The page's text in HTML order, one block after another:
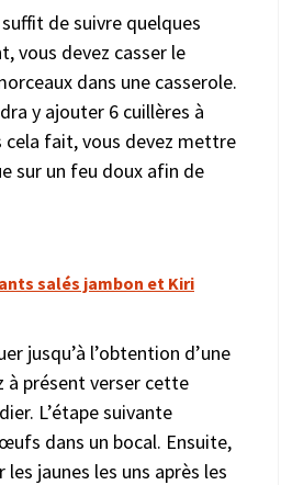
de suivre quelques
vous devez casser le
dans une casserole.
y ajouter 6 cuillères à
cela fait, vous devez mettre
sur un feu doux afin de
salés jambon et Kiri
jusqu’à l’obtention d’une
à présent verser cette
L’étape suivante
dans un bocal. Ensuite,
jaunes les uns après les